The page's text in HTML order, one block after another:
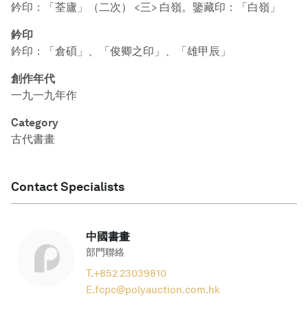
鈐印：「荃廬」（二次） <三> 白嶺。鑒藏印：「白嶺」
鈐印
鈐印：「倉碩」、「俊卿之印」、「雄甲辰」
創作年代
一九一九年作
Category
古代書畫
Contact Specialists
中國書畫
部門聯絡
T.+852 23039810
E.fcpc@polyauction.com.hk